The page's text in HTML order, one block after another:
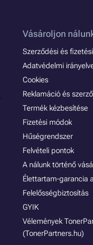
Vásároljon
Szerződési és
Adatvédelmi
Cookies
Reklamáció és
Termék kézbesítése
Fizetési módok
Hűségrendszer
Felvételi pontok
A nálunk történő
Élettartam-garancia
Felelősségbiztosítás
GYIK
Vélemények
(TonerPartners.hu)